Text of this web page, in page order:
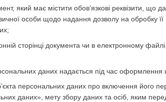
який має містити обов’язкові реквізити, що
особи щодо надання дозволу на обробку
сторінці документа чи в електронному
даних надається під час оформлення
персональних даних про включення його
даних», мету збору даних та осіб, яким